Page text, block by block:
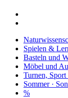
Spielen &
Basteln und
Möbel und
Turnen,
Sommer ·
%